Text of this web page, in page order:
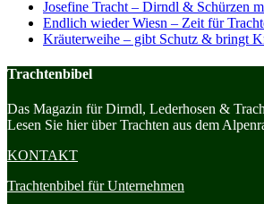
Josefine Tracht – Dirndl & Schürzen
Endlich wieder Wiesn – Zeit für
Kräuterweihe – gibt Schutz & bringt
Trachtenbibel
Das Magazin für Dirndl, Lederhosen &
Lesen Sie hier über Trachten aus dem
KONTAKT
Trachtenbibel für Unternehmen